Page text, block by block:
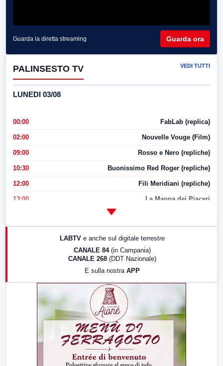
Guarda la diretta streaming Guarda ora
PALINSESTO TV VEDI TUTTI
LUNEDI 03/08
00:00 FabLab (replica)
02:00 Nouvelle Vouge (Film)
09:00 Rosso e Nero (repliche)
10:30 Buonissimo Red Roger (repliche)
12:00 Fili Meridiani (repliche)
13:00 La Mappa dei Piaceri
LABTV e anche sul digitale terrestre
CANALE 84 (in Campania)
CANALE 268 (DDT Nazionale)
E sulla nostra APP